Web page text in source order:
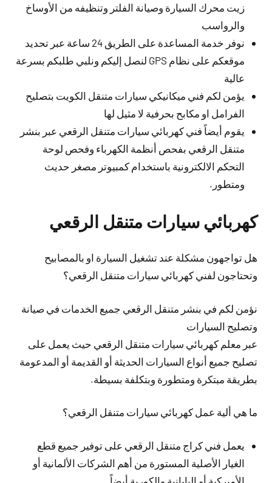
زيت محرك السيارة وصيانة الفلتر وتنظيفه من الأوساخ
والرواسب
نوفر خدمة المساعدة على الطريق 24 ساعة عبر تحديد
موقعكم على نظام GPS لنصل إليكم ونلبي طلبكم بسرعة
عالية
يؤمن لكم فني ميكانيكي سيارات متنقل الكويت بتصليح
الفرامل او مكابح بحرفية لا مثيل لها
يقوم أيضاً فني كهربائي سيارات متنقل الرقعي عبر بنشر
متنقل الرقعي بفحص أنظمة الكهرباء وفحص لوحة
التحكم الالكترونية باستخدام كمبيوتر مصغر حديث
ومتطور.
كهربائي سيارات متنقل الرقعي
هل تواجهون مشكلة عند تشغيل السيارة او بالمصابيح
وتحتاجون لفني كهربائي سيارات متنقل الرقعي؟
نؤمن لكم في بنشر متنقل الرقعي جميع الخدمات في صيانة
وتصليح السيارات
عبر معلم كهربائي سيارات متنقل الرقعي حيث يعمل على
تصليح جميع أنواع السيارات الحديثة أو القديمة أو المدعومة
بطريقة مبتكرة ومتطورة وبتكلفة بسيطة.
ما هي ألية عمل كهربائي سيارات متنقل الرقعي؟
يعمل فني كراج متنقل الرقعي على توفير جميع قطع
الغيار الأصلية المستورة من أهم الشركات الألمانية أو
الأميركية أو اليابانية والكورية أيضاً.